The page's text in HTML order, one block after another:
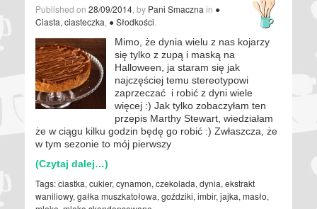
Published on 28/09/2014 , by Pani Smaczna in ●
Ciasta, ciasteczka ● Słodkości
Mimo, że dynia wielu z nas kojarzy
się tylko z zupą i maską na
Halloween, ja staram się jak
najczęściej temu stereotypowi
zaprzeczać i robić z dyni wiele
więcej :) Jak tylko zobaczyłam ten
przepis Marthy Stewart, wiedziałam
że w ciągu kilku godzin będę go robić :) Zwłaszcza, że
w tym sezonie to mój pierwszy
(Czytaj dalej…)
Tags:ciastka, cukier, cynamon, czekolada, dynia, ekstrakt
waniliowy, gałka muszkatołowa, goździki, imbir, jajka, masło,